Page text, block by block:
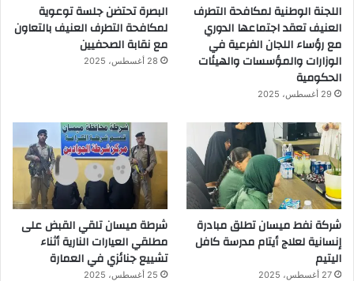
اللجنة الوطنية لمكافحة التطرف
العنيف تعقد اجتماعها الدوري
مع رؤساء اللجان الفرعية في
الوزارات والمؤسسات والهيئات
الحكومية
29 أغسطس، 2025
البصرة تحتضن جلسة توعوية
لمكافحة التطرف العنيف بالتعاون
مع نقابة الصحفيين
28 أغسطس، 2025
شركة نفط ميسان تطلق مبادرة
إنسانية لعلاج أيتام مدرسة كافل
اليتيم
27 أغسطس، 2025
شرطة ميسان تلقي القبض على
مطلقي العيارات النارية أثناء
تشييع جنائزي في العمارة
25 أغسطس، 2025